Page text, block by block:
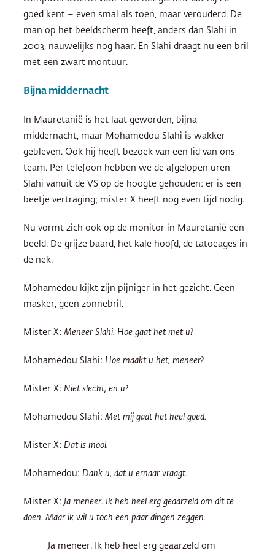
goed kent – even smal als toen, maar verouderd. De
man op het beeldscherm heeft, anders dan Slahi in
2003, nauwelijks nog haar. En Slahi draagt nu een bril
met een zwart montuur.
Bijna middernacht
In Mauretanië is het laat geworden, bijna
middernacht, maar Mohamedou Slahi is wakker
gebleven. Ook hij heeft bezoek van een lid van ons
team. Per telefoon hebben we de afgelopen uren
Slahi vanuit de VS op de hoogte gehouden: er is een
beetje vertraging; mister X heeft nog even tijd nodig.
Nu vormt zich ook op de monitor in Mauretanië een
beeld. De grijze baard, het kale hoofd, de tatoeages in
de nek.
Mohamedou kijkt zijn pijniger in het gezicht. Geen
masker, geen zonnebril.
Mister X: Meneer Slahi. Hoe gaat het met u?
Mohamedou Slahi: Hoe maakt u het, meneer?
Mister X: Niet slecht, en u?
Mohamedou Slahi: Met mij gaat het heel goed.
Mister X: Dat is mooi.
Mohamedou: Dank u, dat u ernaar vraagt.
Mister X: Ja meneer. Ik heb heel erg geaarzeld om dit te
doen. Maar ik wil u toch een paar dingen zeggen.
Ja meneer. Ik heb heel erg geaarzeld om